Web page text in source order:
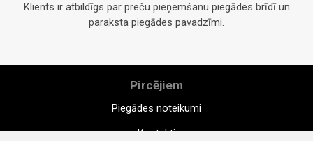
Klients ir atbildīgs par preču pieņemšanu piegādes brīdī un
paraksta piegādes pavadzīmi.
Pircējiem
Piegādes noteikumi
Kontakti